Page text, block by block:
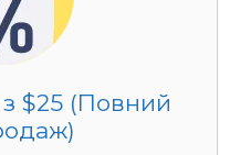
$25 (Повний